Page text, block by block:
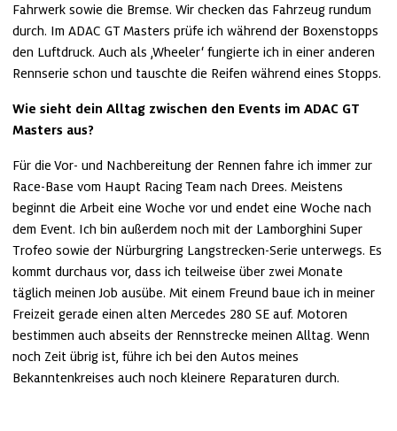
Fahrwerk sowie die Bremse. Wir checken das Fahrzeug rundum
durch. Im ADAC GT Masters prüfe ich während der Boxenstopps
den Luftdruck. Auch als ‚Wheeler‘ fungierte ich in einer anderen
Rennserie schon und tauschte die Reifen während eines Stopps.
Wie sieht dein Alltag zwischen den Events im ADAC GT
Masters aus?
Für die Vor- und Nachbereitung der Rennen fahre ich immer zur
Race-Base vom Haupt Racing Team nach Drees. Meistens
beginnt die Arbeit eine Woche vor und endet eine Woche nach
dem Event. Ich bin außerdem noch mit der Lamborghini Super
Trofeo sowie der Nürburgring Langstrecken-Serie unterwegs. Es
kommt durchaus vor, dass ich teilweise über zwei Monate
täglich meinen Job ausübe. Mit einem Freund baue ich in meiner
Freizeit gerade einen alten Mercedes 280 SE auf. Motoren
bestimmen auch abseits der Rennstrecke meinen Alltag. Wenn
noch Zeit übrig ist, führe ich bei den Autos meines
Bekanntenkreises auch noch kleinere Reparaturen durch.